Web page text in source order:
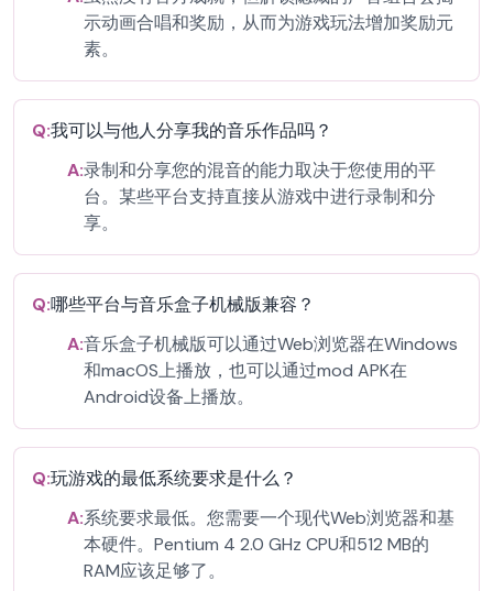
示动画合唱和奖励，从而为游戏玩法增加奖励元
素。
Q:我可以与他人分享我的音乐作品吗？
A:录制和分享您的混音的能力取决于您使用的平
台。某些平台支持直接从游戏中进行录制和分
享。
Q:哪些平台与音乐盒子机械版兼容？
A:音乐盒子机械版可以通过Web浏览器在Windows
和macOS上播放，也可以通过mod APK在
Android设备上播放。
Q:玩游戏的最低系统要求是什么？
A:系统要求最低。您需要一个现代Web浏览器和基
本硬件。Pentium 4 2.0 GHz CPU和512 MB的
RAM应该足够了。